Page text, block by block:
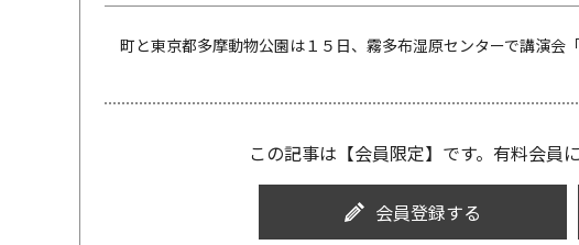
町と東京都多摩動物公園は１５日、霧多布湿原センターで講演会
この記事は【会員限定】です。有料会員
会員登録する